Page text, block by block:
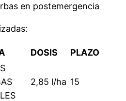
en postemergencia
DOSIS PLAZO
2,85 l/ha 15